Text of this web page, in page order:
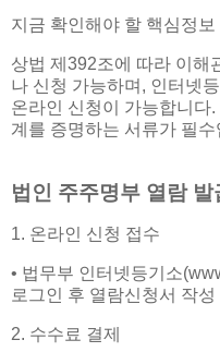
지금 확인해야 할 핵심정보
상법 제392조에 따라 이해
나 신청 가능하며, 인터넷
온라인 신청이 가능합니다
계를 증명하는 서류가 필수
법인 주주명부 열람
1. 온라인 신청 접수
• 법무부 인터넷등기소
로그인 후 열람신청서 작
2. 수수료 결제